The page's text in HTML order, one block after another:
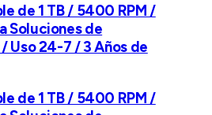
de 1 TB / 5400 RPM /
Soluciones de
Uso 24-7 / 3 Años de
de 1 TB / 5400 RPM /